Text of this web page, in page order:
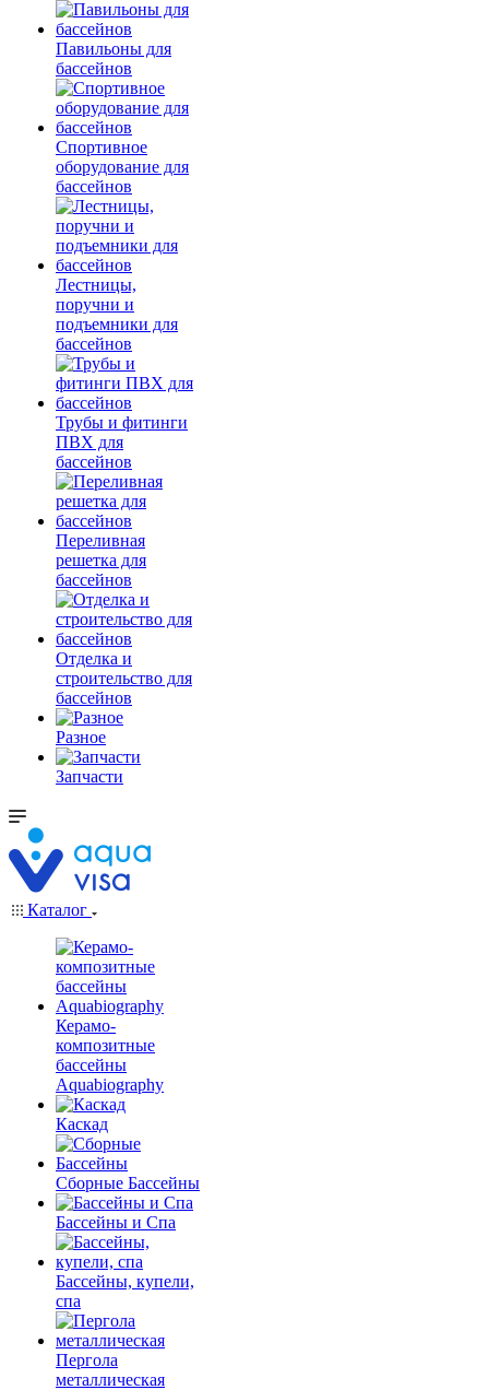
Павильоны для
бассейнов
Спортивное
оборудование для
бассейнов
Лестницы,
поручни и
подъемники для
бассейнов
Трубы и фитинги
ПВХ для
бассейнов
Переливная
решетка для
бассейнов
Отделка и
строительство для
бассейнов
Разное
Запчасти
Каталог
Керамо-
композитные
бассейны
Aquabiography
Каскад
Сборные Бассейны
Бассейны и Спа
Бассейны, купели,
спа
Пергола
металлическая